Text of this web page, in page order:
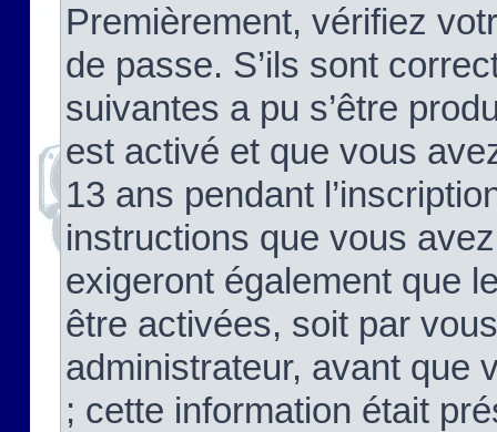
Premièrement, vérifiez
de passe. S’ils sont
suivantes a pu s’être
est activé et que vous
13 ans pendant
instructions que vous
exigeront également que
être activées, soit par
administrateur, avant que
; cette information était